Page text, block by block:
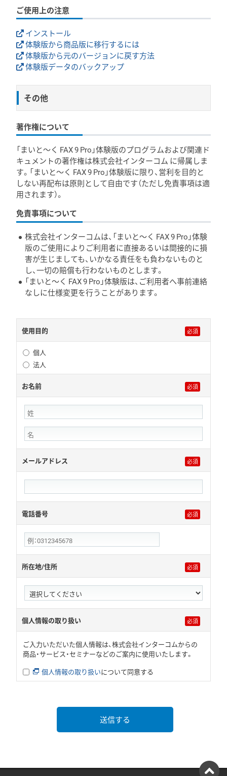
ご使用上の注意
インストール
体験版から商品版に移行するには
体験版から元のバージョンに戻す方法
体験版データのバックアップ
その他
著作権について
「まいと～く FAX 9 Pro」体験版のプログラムおよび関連ド
キュメントの著作権は株式会社インターコム に帰属しま
す。「まいと～く FAX 9 Pro」体験版に限り、営利を目的と
しない再配布は原則として自由です（ただし免責事項は適
用されます）。
免責事項について
株式会社インターコムは、「まいと～く FAX 9 Pro」体験
版のご使用によりご利用者に直接あるいは間接的に損
害が生じましても、いかなる責任をも負わないものと
し、一切の賠償も行わないものとします。
「まいと～く FAX 9 Pro」体験版は、ご利用者へ事前連絡
なしに仕様変更を行うことがあります。
使用目的
個人
法人
お名前
メールアドレス
電話番号
所在地/住所
個人情報の取り扱い
ご入力いただいた個人情報は、株式会社インターコムからの
商品・サービス・セミナーなどのご案内に使用いたします。
個人情報の取り扱いについて同意する
送信する